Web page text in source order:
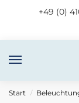
+49 (0)
Start /